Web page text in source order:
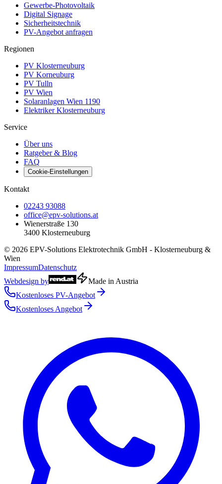
Gewerbe-Photovoltaik
Digital Signage
Sicherheitstechnik
PV-Angebot anfragen
Regionen
PV Klosterneuburg
PV Korneuburg
PV Tulln
PV Wien
Solaranlagen Wien 1190
Elektriker Klosterneuburg
Service
Über uns
Ratgeber & Blog
FAQ
Cookie-Einstellungen
Kontakt
02243 93088
office@epv-solutions.at
Wienerstraße 130
3400 Klosterneuburg
© 2026 EPV-Solutions Elektrotechnik GmbH - Klosterneuburg &
Wien
ImpressumDatenschutz
Webdesign by
Made in Austria
Kostenloses PV-Angebot
Kostenloses Angebot